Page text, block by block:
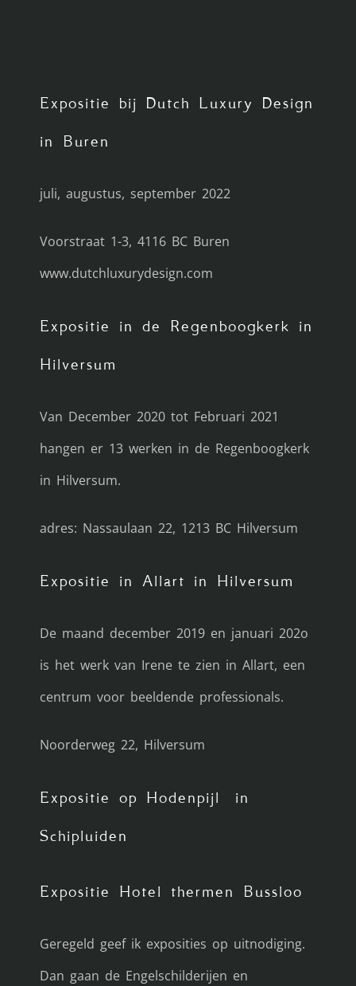
Expositie bij Dutch Luxury Design
in Buren
juli, augustus, september 2022
Voorstraat 1-3, 4116 BC Buren
www.dutchluxurydesign.com
Expositie in de Regenboogkerk in
Hilversum
Van December 2020 tot Februari 2021
hangen er 13 werken in de Regenboogkerk
in Hilversum.
adres: Nassaulaan 22, 1213 BC Hilversum
Expositie in Allart in Hilversum
De maand december 2019 en januari 202o
is het werk van Irene te zien in Allart, een
centrum voor beeldende professionals.
Noorderweg 22, Hilversum
Expositie op Hodenpijl in
Schipluiden
Expositie Hotel thermen Bussloo
Geregeld geef ik exposities op uitnodiging.
Dan gaan de Engelschilderijen en